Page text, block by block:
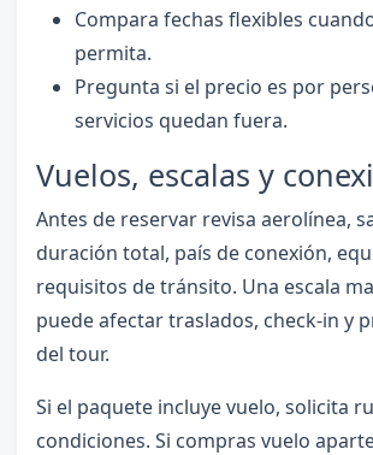
Compara fechas flexibles
permita.
Pregunta si el precio es por
servicios quedan fuera.
Vuelos, escalas y
Antes de reservar revisa aerolínea,
duración total, país de conexión,
requisitos de tránsito. Una escala
puede afectar traslados, check-in y
del tour.
Si el paquete incluye vuelo, solicita
condiciones. Si compras vuelo